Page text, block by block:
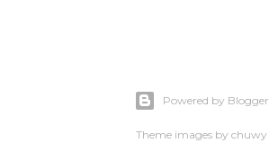
Powered by Blogger
Theme images by chuwy